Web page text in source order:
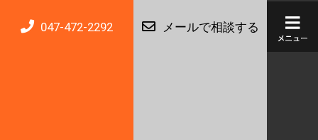
047-472-2292 メールで相談する